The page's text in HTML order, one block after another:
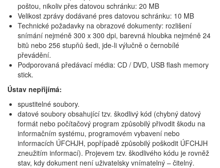
poštou, nikoliv přes datovou schránku: 20 MB
Velikost zprávy dodávané pres datovou schránku: 10 MB
Technické požadavky na obrazové dokumenty: rozlišení
snímání nejméně 300 x 300 dpi, barevná hloubka nejméně 24
bitů nebo 256 stupňů šedi, jde-li výlučně o černobílé
převádění.
Podporovaná předávací média: CD / DVD, USB flash memory
stick.
Ústav nepřijímá:
spustitelné soubory.
datové soubory obsahující tzv. škodlivý kód (chybný datový
formát nebo počítačový program způsobilý přivodit škodu na
informačním systému, programovém vybavení nebo
informacích ÚFCHJH, popřípadě způsobilý poškodit ÚFCHJH
zneužitím informací). Projevem tzv. škodlivého kódu je rovněž
stav, kdy dokument není uživatelsky vnímatelný – čitelný.